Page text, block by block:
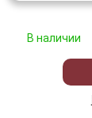
В наличии